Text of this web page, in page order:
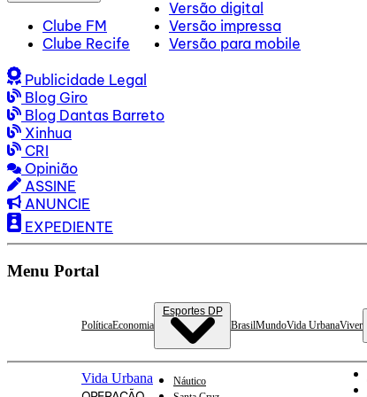
Clube FM
Clube Recife
Versão digital
Versão impressa
Versão para mobile
Publicidade Legal
Blog Giro
Blog Dantas Barreto
Xinhua
CRI
Opinião
ASSINE
ANUNCIE
EXPEDIENTE
Menu Portal
PolíticaEconomia
Esportes DP
Náutico
BrasilMundoVida UrbanaViver
Vida Urbana